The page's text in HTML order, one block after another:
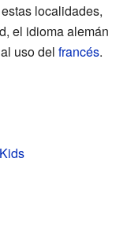
localidades,
el idioma alemán
uso del francés.